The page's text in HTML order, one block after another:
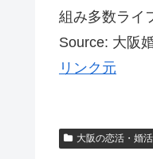
組み多数ライ
Source: 大阪
リンク元
大阪の恋活・婚活